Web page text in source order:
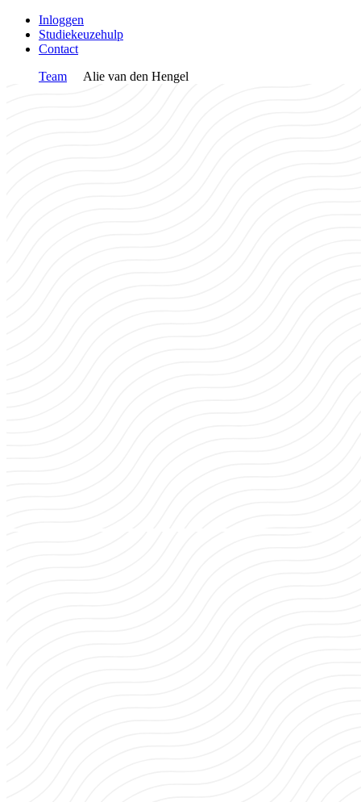
Inloggen
Studiekeuzehulp
Contact
Team
Alie van den Hengel